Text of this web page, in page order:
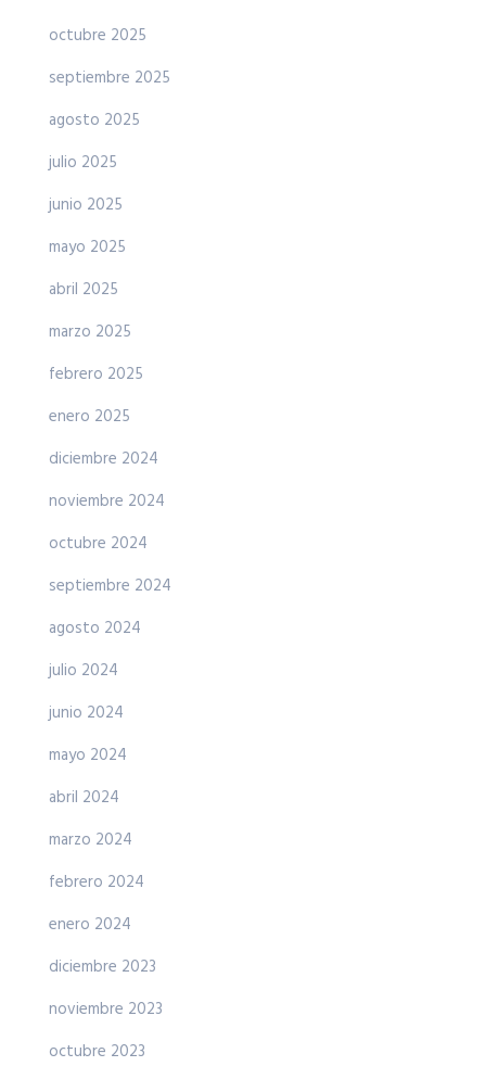
octubre 2025
septiembre 2025
agosto 2025
julio 2025
junio 2025
mayo 2025
abril 2025
marzo 2025
febrero 2025
enero 2025
diciembre 2024
noviembre 2024
octubre 2024
septiembre 2024
agosto 2024
julio 2024
junio 2024
mayo 2024
abril 2024
marzo 2024
febrero 2024
enero 2024
diciembre 2023
noviembre 2023
octubre 2023